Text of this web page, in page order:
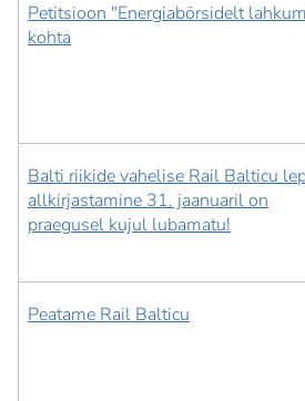
Petitsioon "Energiabörsidelt
kohta
Balti riikide vahelise Rail Balticu
allkirjastamine 31. jaanuaril on
praegusel kujul lubamatu!
Peatame Rail Balticu